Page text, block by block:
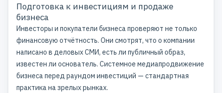
Подготовка к инвестициям и продаже
бизнеса
Инвесторы и покупатели бизнеса проверяют не только
финансовую отчётность. Они смотрят, что о компании
написано в деловых СМИ, есть ли публичный образ,
известен ли основатель. Системное медиапродвижение
бизнесаперед раундом инвестиций — стандартная
практика на зрелых рынках.